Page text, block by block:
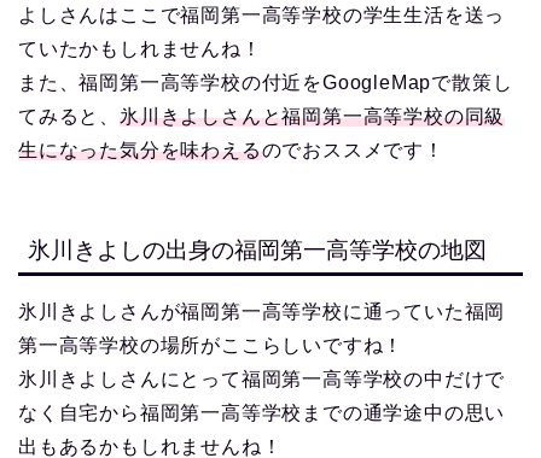
よしさんはここで福岡第一高等学校の学生生活を送っ
ていたかもしれませんね！
また、福岡第一高等学校の付近をGoogleMapで散策し
てみると、 氷川きよしさんと福岡第一高等学校の同級
生になった気分を味わえるのでおススメです！
氷川きよしの出身の福岡第一高等学校の地図
氷川きよしさんが福岡第一高等学校に通っていた福岡
第一高等学校の場所がここらしいですね！
氷川きよしさんにとって福岡第一高等学校の中だけで
なく自宅から福岡第一高等学校までの通学途中の思い
出もあるかもしれませんね！